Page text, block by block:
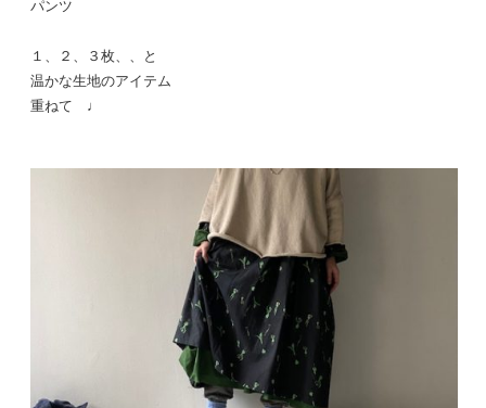
パンツ
１、２、３枚、、と
温かな生地のアイテム
重ねて ♩